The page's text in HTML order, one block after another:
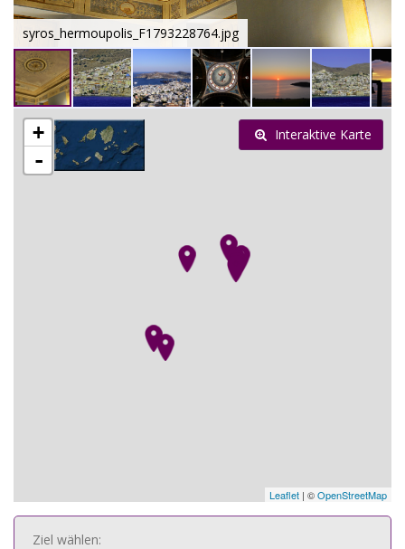
syros_hermoupolis_F1793228764.jpg
+
-
Leaflet | ©OpenStreetMap
Interaktive Karte
Ziel wählen: